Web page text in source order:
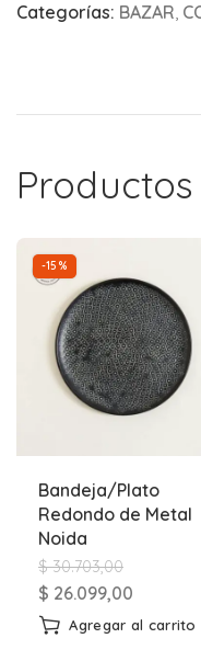
Categorías: BAZAR,
-15%
Bandeja/Plato
Redondo de Metal
Noida
$30.703,00
$ 26.099,00
Agregar al carrito